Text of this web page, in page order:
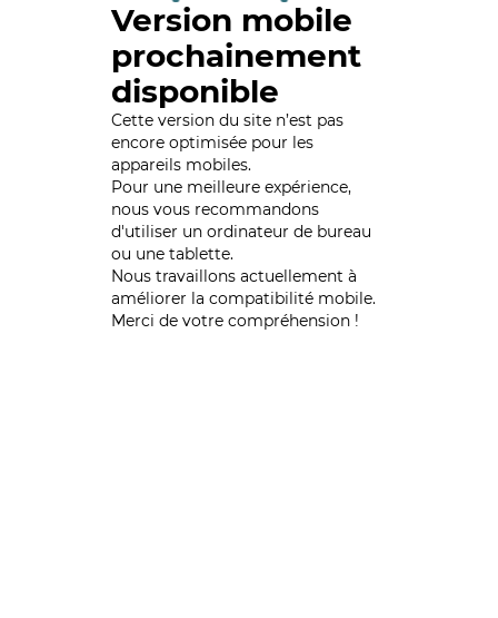
Version mobile
prochainement
disponible
Cette version du site n’est pas
encore optimisée pour les
appareils mobiles.
Pour une meilleure expérience,
nous vous recommandons
d'utiliser un ordinateur de bureau
ou une tablette.
Nous travaillons actuellement à
améliorer la compatibilité mobile.
Merci de votre compréhension !